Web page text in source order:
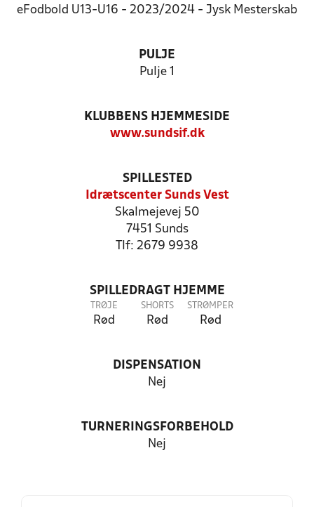
eFodbold U13-U16 - 2023/2024 - Jysk Mesterskab
PULJE
Pulje 1
KLUBBENS HJEMMESIDE
www.sundsif.dk
SPILLESTED
Idrætscenter Sunds Vest
Skalmejevej 50
7451 Sunds
Tlf: 2679 9938
SPILLEDRAGT HJEMME
TRØJE
Rød
SHORTS
Rød
STRØMPER
Rød
DISPENSATION
Nej
TURNERINGSFORBEHOLD
Nej